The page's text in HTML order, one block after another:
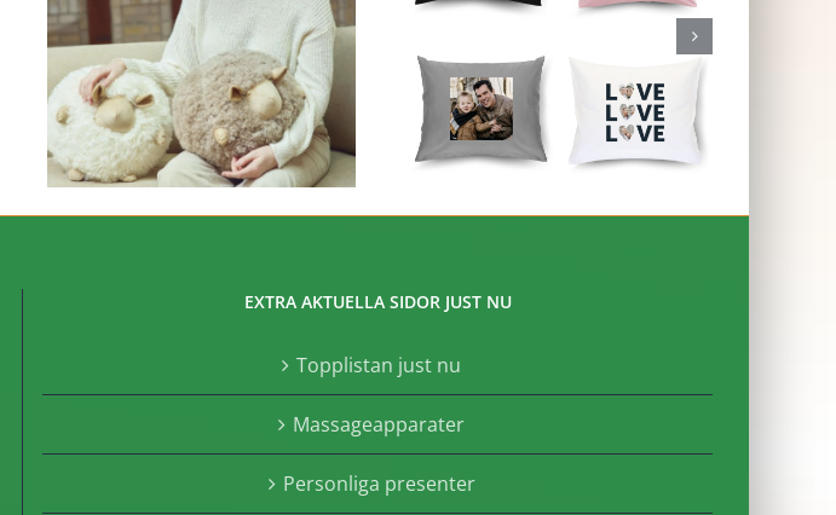
EXTRA AKTUELLA SIDOR JUST NU
Topplistan just nu
Massageapparater
Personliga presenter